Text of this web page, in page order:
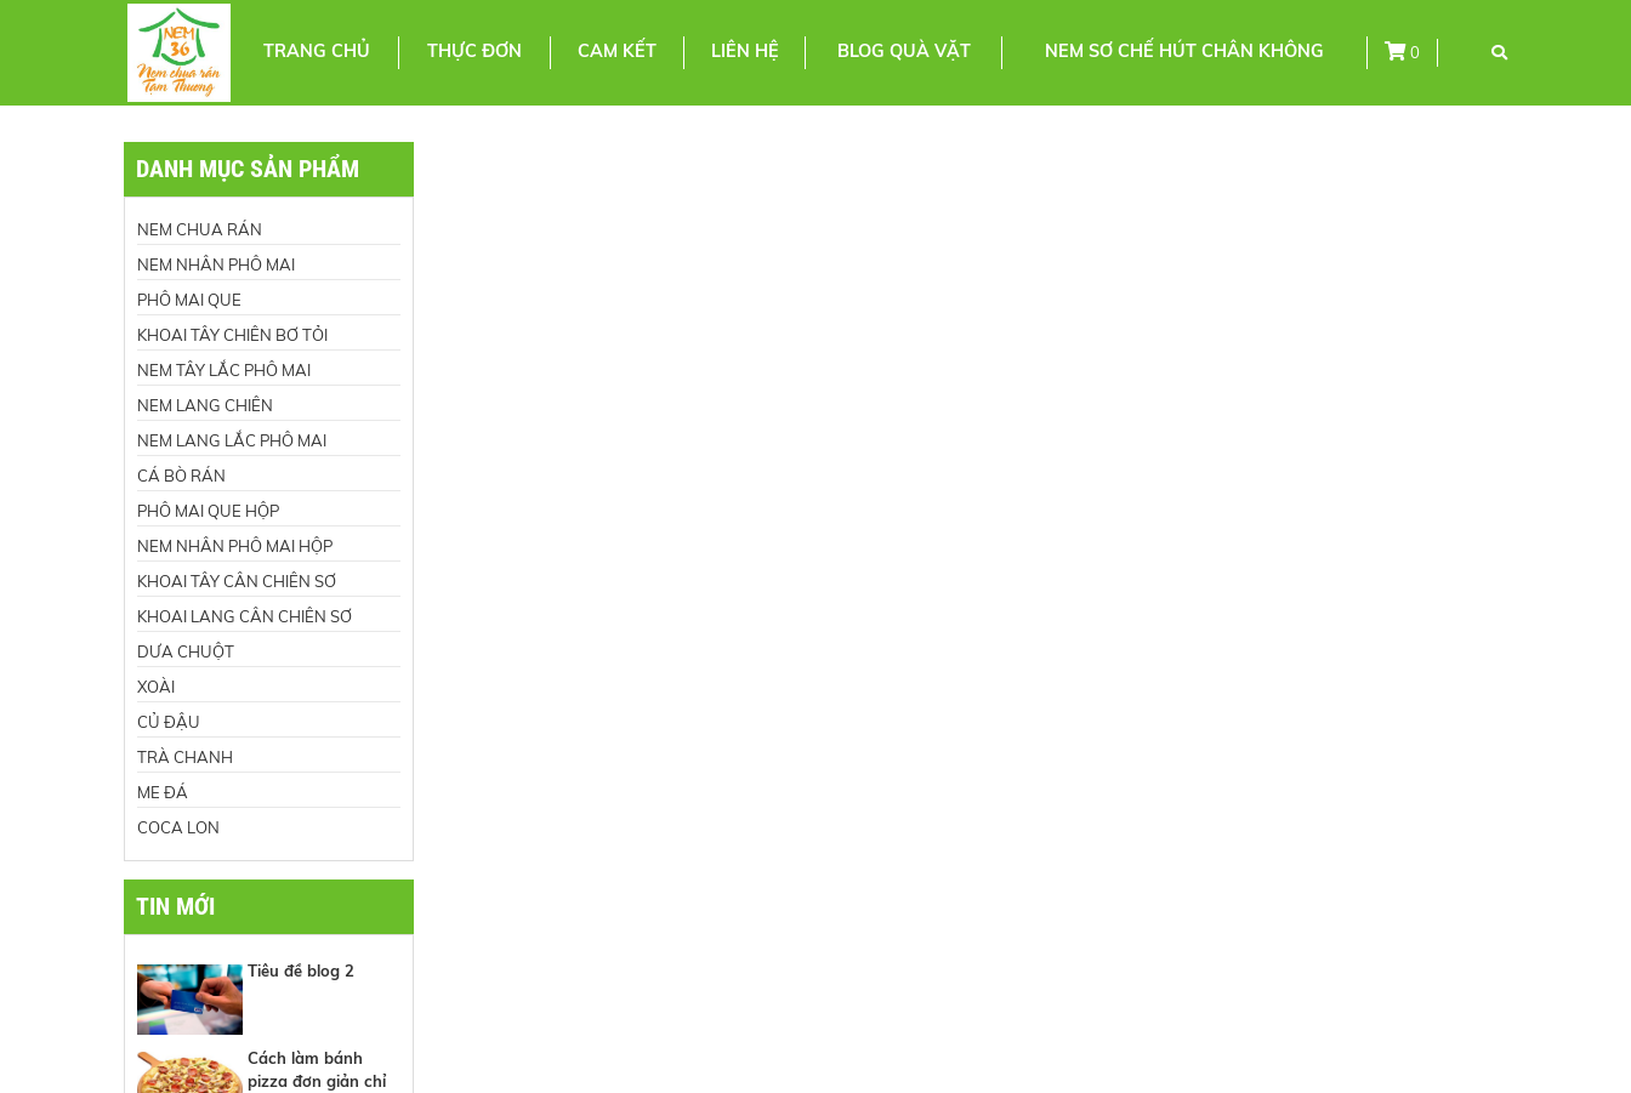
TRANG CHỦ THỰC ĐƠN CAM KẾT LIÊN HỆ BLOG QUÀ VẶT NEM SƠ CHẾ HÚT CHÂN KHÔNG 0
DANH MỤC SẢN PHẨM
NEM CHUA RÁN
NEM NHÂN PHÔ MAI
PHÔ MAI QUE
KHOAI TÂY CHIÊN BƠ TỎI
NEM TÂY LẮC PHÔ MAI
NEM LANG CHIÊN
NEM LANG LẮC PHÔ MAI
CÁ BÒ RÁN
PHÔ MAI QUE HỘP
NEM NHÂN PHÔ MAI HỘP
KHOAI TÂY CÂN CHIÊN SƠ
KHOAI LANG CÂN CHIÊN SƠ
DƯA CHUỘT
XOÀI
CỦ ĐẬU
TRÀ CHANH
ME ĐÁ
COCA LON
TIN MỚI
Tiêu đề blog 2
Cách làm bánh
pizza đơn giản chỉ